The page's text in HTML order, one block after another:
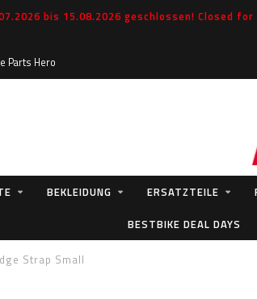
bis 15.08.2026 geschlossen! Closed
Parts Hero
BEKLEIDUNG ERSATZTEILE
BESTBIKE DEAL DAYS
Strap Small